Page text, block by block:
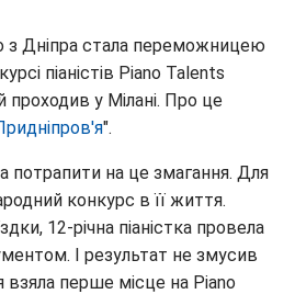
з Дніпра стала переможницею
піаністів Piano Talents
проходив у Мілані. Про це
".
потрапити на це змагання. Для
конкурс в її життя.
12-річна піаністка провела
І результат не змусив
взяла перше місце на Piano